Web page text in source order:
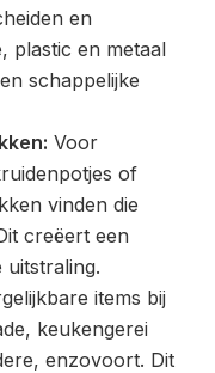
en
plastic en metaal
schappelijke
Voor
of
vinden die
creëert een
uitstraling.
items bij
keukengerei
enzovoort. Dit